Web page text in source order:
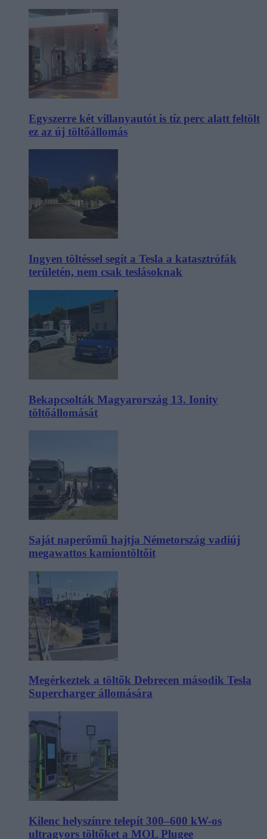
Egyszerre két villanyautót is tíz perc alatt feltölt
ez az új töltőállomás
Ingyen töltéssel segít a Tesla a katasztrófák
területén, nem csak teslásoknak
Bekapcsolták Magyarország 13. Ionity
töltőállomását
Saját naperőmű hajtja Németország vadiúj
megawattos kamiontöltőit
Megérkeztek a töltők Debrecen második Tesla
Supercharger állomására
Kilenc helyszínre telepít 300–600 kW-os
ultragyors töltőket a MOL Plugee